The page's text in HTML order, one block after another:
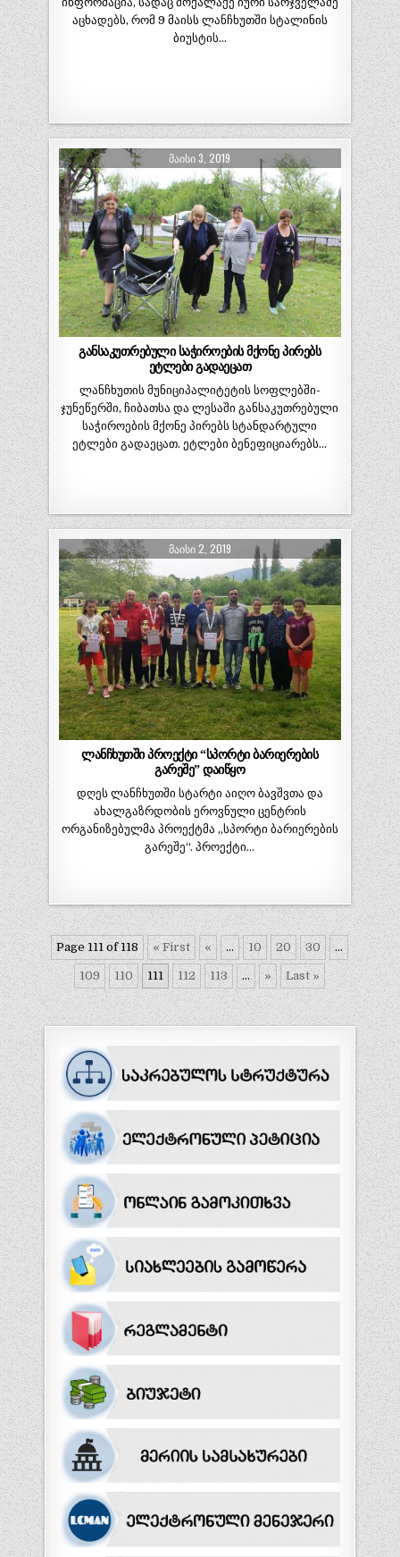
აცხადებს, რომ 9 მაისს ლანჩხუთში სტალინის
ბიუსტის…
ᲛᲐᲘᲡᲘ 3, 2019
განსაკუთრებული საჭიროების მქონე პირებს
ეტლები გადაეცათ
ლანჩხუთის მუნიციპალიტეტის სოფლებში-
ჯუნეწერში, ჩიბათსა და ლესაში განსაკუთრებული
საჭიროების მქონე პირებს სტანდარტული
ეტლები გადაეცათ. ეტლები ბენეფიციარებს…
ᲛᲐᲘᲡᲘ 2, 2019
ლანჩხუთში პროექტი “სპორტი ბარიერების
გარეშე” დაიწყო
დღეს ლანჩხუთში სტარტი აიღო ბავშვთა და
ახალგაზრდობის ეროვნული ცენტრის
ორგანიზებულმა პროექტმა „სპორტი ბარიერების
გარეშე“. პროექტი…
Page 111 of 118 « First « ... 10 20 30 ...
109 110 111 112 113 ... » Last »